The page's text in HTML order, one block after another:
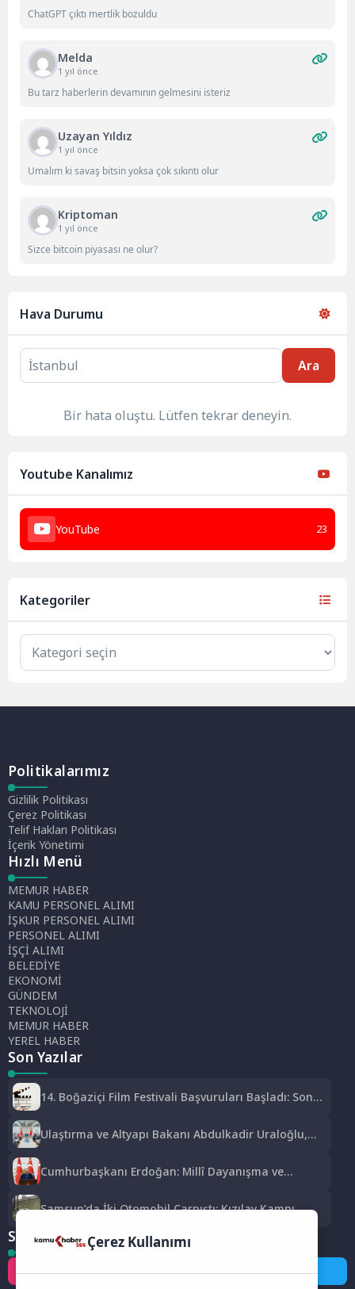
ChatGPT çıktı mertlik bozuldu
Melda
1 yıl önce
Bu tarz haberlerin devamının gelmesini isteriz
Uzayan Yıldız
1 yıl önce
Umalım ki savaş bitsin yoksa çok sıkıntı olur
Kriptoman
1 yıl önce
Sizce bitcoin piyasası ne olur?
Hava Durumu
Ara
Bir hata oluştu. Lütfen tekrar deneyin.
Youtube Kanalımız
YouTube 23
Kategoriler
Politikalarımız
Gizlilik Politikası
Çerez Politikası
Telif Hakları Politikası
İçerik Yönetimi
Hızlı Menü
MEMUR HABER
KAMU PERSONEL ALIMI
İŞKUR PERSONEL ALIMI
PERSONEL ALIMI
İŞÇİ ALIMI
BELEDİYE
EKONOMİ
GÜNDEM
TEKNOLOJİ
MEMUR HABER
YEREL HABER
Son Yazılar
14. Boğaziçi Film Festivali Başvuruları Başladı: Son
Ulaştırma ve Altyapı Bakanı Abdulkadir Uraloğlu,
Geldi
Cumhurbaşkanı Erdoğan: Millî Dayanışma ve
Kanun Teklifi Gazi Meclisimizin Takdirine Sunuldu
Samsun’da İki Otomobil Çarpıştı: Kızılay Kampı
Sosyal Medya
Instagram Facebook Twitter
Çerez Kullanımı